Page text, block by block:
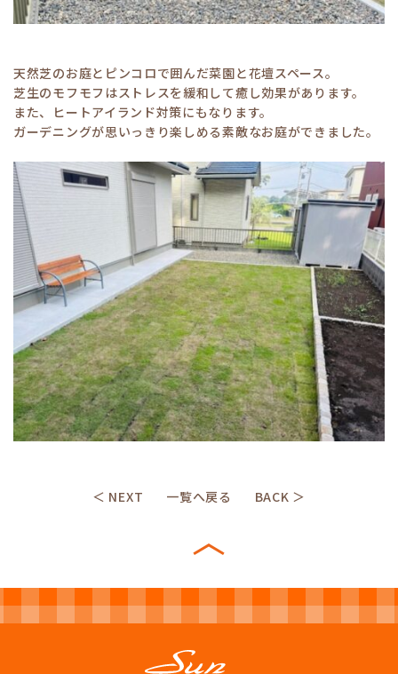
天然芝のお庭とピンコロで囲んだ菜園と花壇スペース。
芝生のモフモフはストレスを緩和して癒し効果があります。
また、ヒートアイランド対策にもなります。
ガーデニングが思いっきり楽しめる素敵なお庭ができました。
＜ NEXT 一覧へ戻る BACK ＞